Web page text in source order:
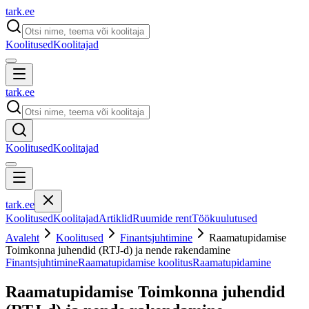
tark.ee
KoolitusedKoolitajad
tark.ee
KoolitusedKoolitajad
tark.ee
KoolitusedKoolitajadArtiklidRuumide rentTöökuulutused
Avaleht
Koolitused Finantsjuhtimine
Raamatupidamise
Toimkonna juhendid (RTJ-d) ja nende rakendamine
FinantsjuhtimineRaamatupidamise koolitusRaamatupidamine
Raamatupidamise Toimkonna juhendid